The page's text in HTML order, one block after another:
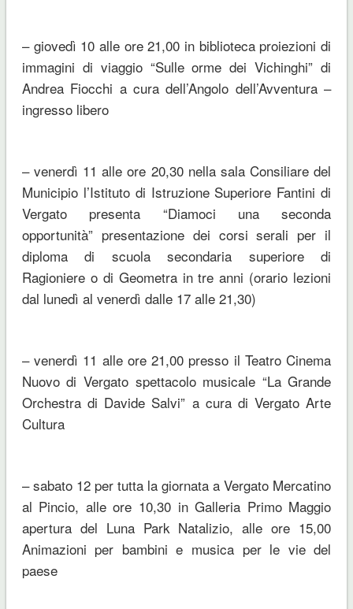
– giovedì 10 alle ore 21,00 in biblioteca proiezioni di
immagini di viaggio “Sulle orme dei Vichinghi” di
Andrea Fiocchi a cura dell’Angolo dell’Avventura –
ingresso libero
– venerdì 11 alle ore 20,30 nella sala Consiliare del
Municipio l’Istituto di Istruzione Superiore Fantini di
Vergato presenta “Diamoci una seconda
opportunità” presentazione dei corsi serali per il
diploma di scuola secondaria superiore di
Ragioniere o di Geometra in tre anni (orario lezioni
dal lunedì al venerdì dalle 17 alle 21,30)
– venerdì 11 alle ore 21,00 presso il Teatro Cinema
Nuovo di Vergato spettacolo musicale “La Grande
Orchestra di Davide Salvi” a cura di Vergato Arte
Cultura
– sabato 12 per tutta la giornata a Vergato Mercatino
al Pincio, alle ore 10,30 in Galleria Primo Maggio
apertura del Luna Park Natalizio, alle ore 15,00
Animazioni per bambini e musica per le vie del
paese